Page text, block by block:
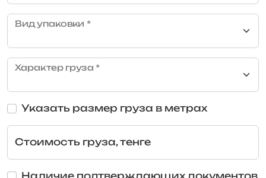
Вид упаковки *
Характер груза *
Указать размер груза в метрах
Стоимость груза, тенге
Наличие подтверждающих документов